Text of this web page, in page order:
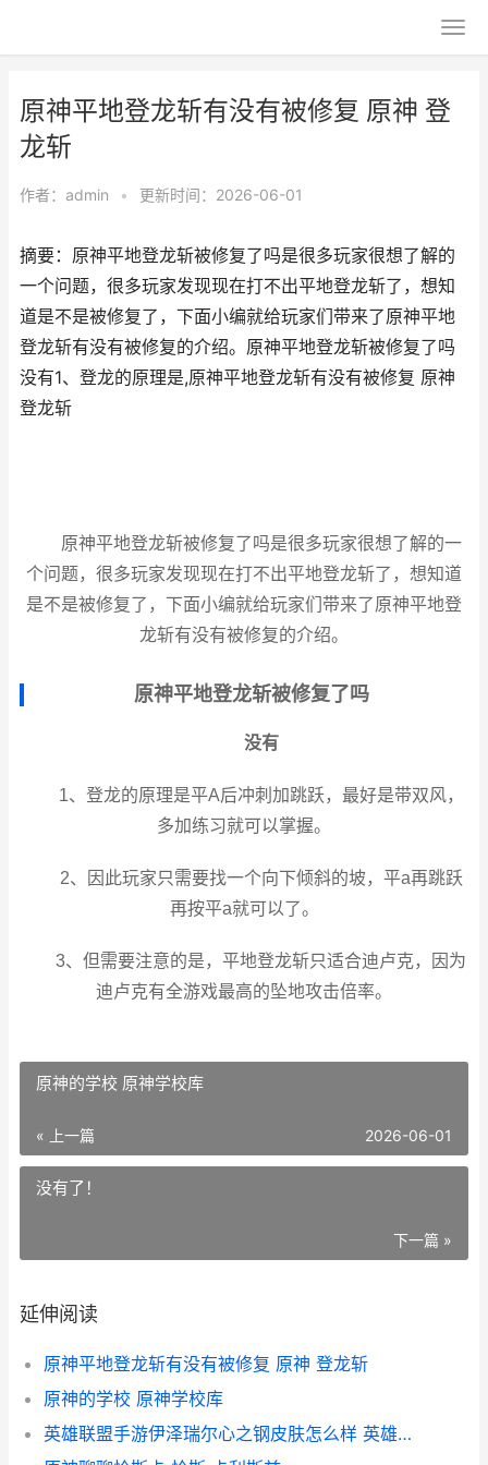
原神平地登龙斩有没有被修复 原神 登
龙斩
作者： admin • 更新时间：2026-06-01
摘要：原神平地登龙斩被修复了吗是很多玩家很想了解的
一个问题，很多玩家发现现在打不出平地登龙斩了，想知
道是不是被修复了，下面小编就给玩家们带来了原神平地
登龙斩有没有被修复的介绍。原神平地登龙斩被修复了吗
没有1、登龙的原理是,原神平地登龙斩有没有被修复 原神
登龙斩
原神平地登龙斩被修复了吗是很多玩家很想了解的一
个问题，很多玩家发现现在打不出平地登龙斩了，想知道
是不是被修复了，下面小编就给玩家们带来了原神平地登
龙斩有没有被修复的介绍。
原神平地登龙斩被修复了吗
没有
1、登龙的原理是平A后冲刺加跳跃，最好是带双风，
多加练习就可以掌握。
2、因此玩家只需要找一个向下倾斜的坡，平a再跳跃
再按平a就可以了。
3、但需要注意的是，平地登龙斩只适合迪卢克，因为
迪卢克有全游戏最高的坠地攻击倍率。
原神的学校 原神学校库
« 上一篇 2026-06-01
没有了！
下一篇 »
延伸阅读
原神平地登龙斩有没有被修复 原神 登龙斩
原神的学校 原神学校库
英雄联盟手游伊泽瑞尔心之钢皮肤怎么样 英雄联盟手游伊泽瑞尔心之钢特效介绍